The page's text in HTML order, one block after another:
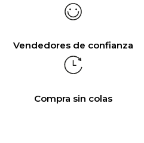
Vendedores de confianza
Compra sin colas